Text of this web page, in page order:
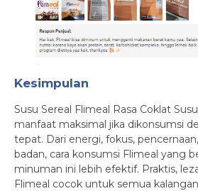
Kesimpulan
Susu Sereal Flimeal Rasa Coklat
manfaat maksimal jika dikonsumsi
tepat. Dari energi, fokus,
badan, cara konsumsi Flimeal yang
minuman ini lebih efektif. Praktis,
Flimeal cocok untuk semua